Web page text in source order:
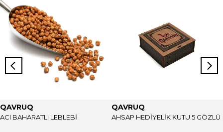
QAVRUQ
ACI BAHARATLI LEBLEBİ
QAVRUQ
AHSAP HEDİYELİK KUTU 5 GÖZLÜ